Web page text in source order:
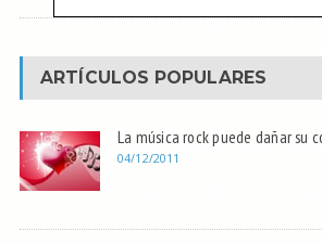
ARTÍCULOS POPULARES
La música rock puede dañar su
04/12/2011